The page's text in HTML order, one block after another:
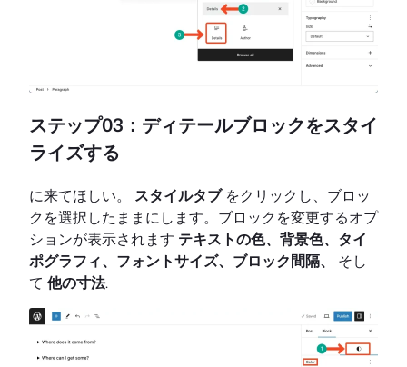
ステップ03：ディテールブロックをスタイ
ライズする
に来てほしい。 スタイルタブをクリックし、ブロッ
クを選択したままにします。ブロックを変更するオプ
ションが表示されます テキストの色、背景色、タイ
ポグラフィ、フォントサイズ、ブロック間隔、 そし
て 他の寸法.